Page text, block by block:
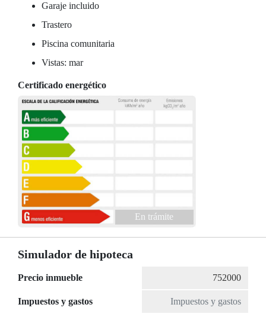
Garaje incluido
Trastero
Piscina comunitaria
Vistas: mar
Certificado energético
En trámite
Simulador de hipoteca
Precio inmueble
Impuestos y gastos